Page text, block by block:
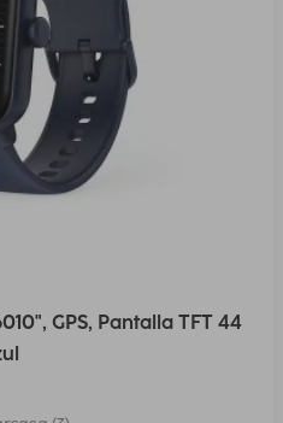
GPS, Pantalla TFT 44